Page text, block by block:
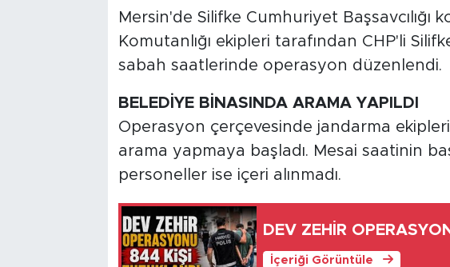
Mersin'de Silifke Cumhuriyet Başsavcılığı
Komutanlığı ekipleri tarafından CHP'li
sabah saatlerinde operasyon düzenlendi.
BELEDİYE BİNASINDA ARAMA YAPILDI
Operasyon çerçevesinde jandarma
arama yapmaya başladı. Mesai saatinin
personeller ise içeri alınmadı.
DEV ZEHİR
İçeriği Görüntüle